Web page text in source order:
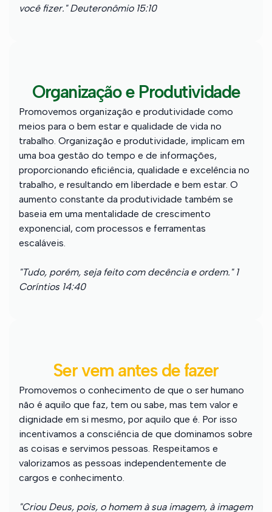
você fizer." Deuteronômio 15:10
Organização e Produtividade
Promovemos organização e produtividade como
meios para o bem estar e qualidade de vida no
trabalho. Organização e produtividade, implicam em
uma boa gestão do tempo e de informações,
proporcionando eficiência, qualidade e excelência no
trabalho, e resultando em liberdade e bem estar. O
aumento constante da produtividade também se
baseia em uma mentalidade de crescimento
exponencial, com processos e ferramentas
escaláveis.
"Tudo, porém, seja feito com decência e ordem." 1
Coríntios 14:40
Ser vem antes de fazer
Promovemos o conhecimento de que o ser humano
não é aquilo que faz, tem ou sabe, mas tem valor e
dignidade em si mesmo, por aquilo que é. Por isso
incentivamos a consciência de que dominamos sobre
as coisas e servimos pessoas. Respeitamos e
valorizamos as pessoas independentemente de
cargos e conhecimento.
"Criou Deus, pois, o homem à sua imagem, à imagem